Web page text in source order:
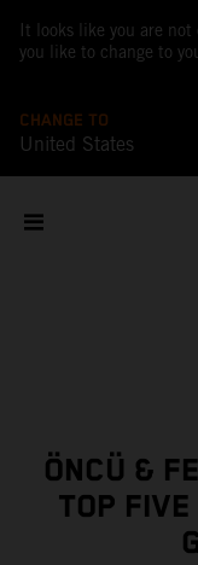
It looks like you are
you like to change to
CHANGE TO
United States
ÖNCÜ &
TOP